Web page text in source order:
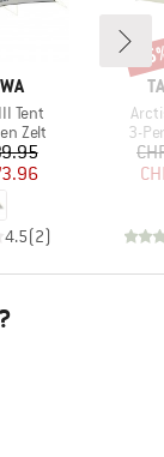
Tent
Zelt
Preis
4.5(2)
3-